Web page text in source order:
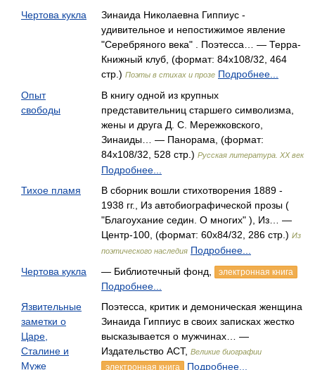
Чертова кукла
Зинаида Николаевна Гиппиус -
удивительное и непостижимое явление
"Серебряного века" . Поэтесса… — Терра-
Книжный клуб, (формат: 84x108/32, 464
стр.) Поэты в стихах и прозе Подробнее...
Опыт
свободы
В книгу одной из крупных
представительниц старшего символизма,
жены и друга Д. С. Мережковского,
Зинаиды… — Панорама, (формат:
84x108/32, 528 стр.) Русская литература. XX век
Подробнее...
Тихое пламя
В сборник вошли стихотворения 1889 -
1938 гг., Из автобиографической прозы (
"Благоухание седин. О многих" ), Из… —
Центр-100, (формат: 60x84/32, 286 стр.) Из
поэтического наследия Подробнее...
Чертова кукла
— Библиотечный фонд, электронная книга
Подробнее...
Язвительные
заметки о
Царе,
Сталине и
Муже
Поэтесса, критик и демоническая женщина
Зинаида Гиппиус в своих записках жестко
высказывается о мужчинах… —
Издательство АСТ, Великие биографии
электронная книга
Подробнее...